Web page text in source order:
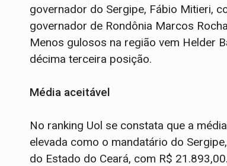
governador do Sergipe, Fábio Mitieri,
governador de Rondônia Marcos
Menos gulosos na região vem Helder
décima terceira posição.
Média aceitável
No ranking Uol se constata que a
elevada como o mandatário do
do Estado do Ceará, com R$